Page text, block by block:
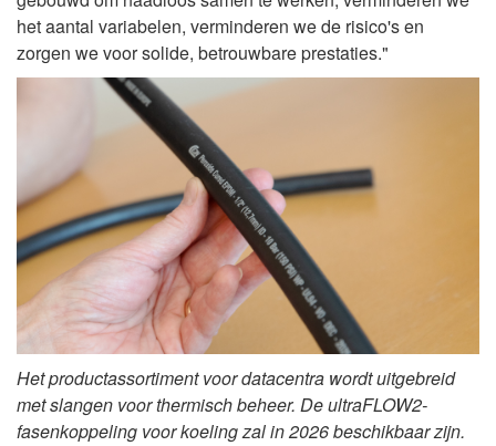
het aantal variabelen, verminderen we de risico's en
zorgen we voor solide, betrouwbare prestaties."
Het productassortiment voor datacentra wordt uitgebreid
met slangen voor thermisch beheer. De ultraFLOW2-
fasenkoppeling voor koeling zal in 2026 beschikbaar zijn.